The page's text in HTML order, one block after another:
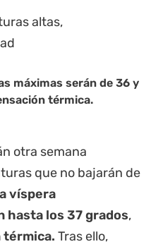
máximas serán de 36 y
térmica.
otra semana
que no bajarán de
víspera
hasta los 37 grados,
térmica. Tras ello,